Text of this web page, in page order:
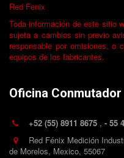
Red ­Fenix­
Toda información de este sitio
sujeta a cambios sin previo
responsable por omisiones, o
equipos de los fabricantes.
Oficina Conmutador
+52 (55) 8911 8675 , - 55
Red Fénix Medición
de Morelos, Mexico, 55067